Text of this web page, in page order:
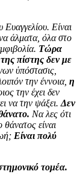
Ευαγγελίου. Είναι
άλματα, όλα στο
Τώρα
πίστης δεν με
ὑπόστασις,
την έννοια, η
την έχει δεν
να την ψάξει. Δεν
Να λες ότι
θάνατος είναι
Είναι πολύ
τομέα.